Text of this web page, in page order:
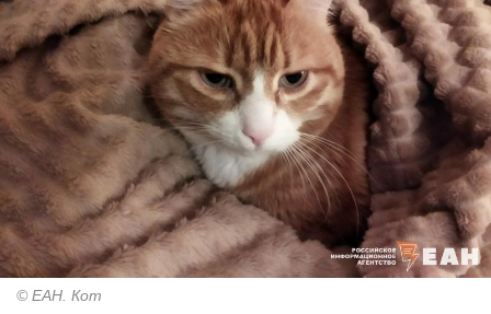
© ЕАН. Кот